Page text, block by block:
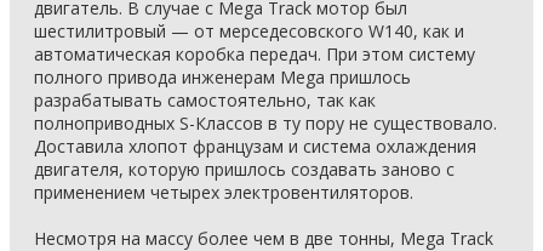
двигатель. В случае с Mega Track мотор был
шестилитровый — от мерседесовского W140, как и
автоматическая коробка передач. При этом систему
полного привода инженерам Mega пришлось
разрабатывать самостоятельно, так как
полноприводных S-Классов в ту пору не существовало.
Доставила хлопот французам и система охлаждения
двигателя, которую пришлось создавать заново с
применением четырех электровентиляторов.
Несмотря на массу более чем в две тонны, Mega Track